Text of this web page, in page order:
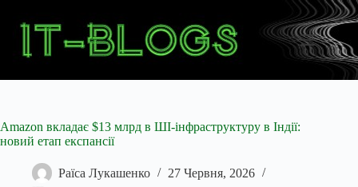
Amazon вкладає $13 млрд в ШІ-інфраструктуру в Індії:
новий етап експансії
Раїса Лукашенко
27 Червня, 2026